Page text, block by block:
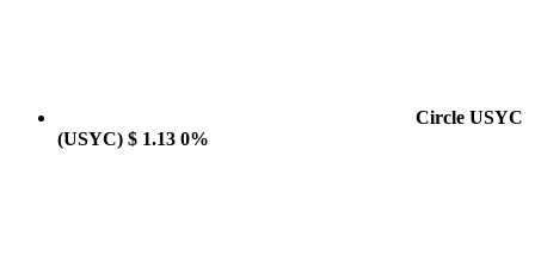
Circle USYC
(USYC) $ 1.13 0%